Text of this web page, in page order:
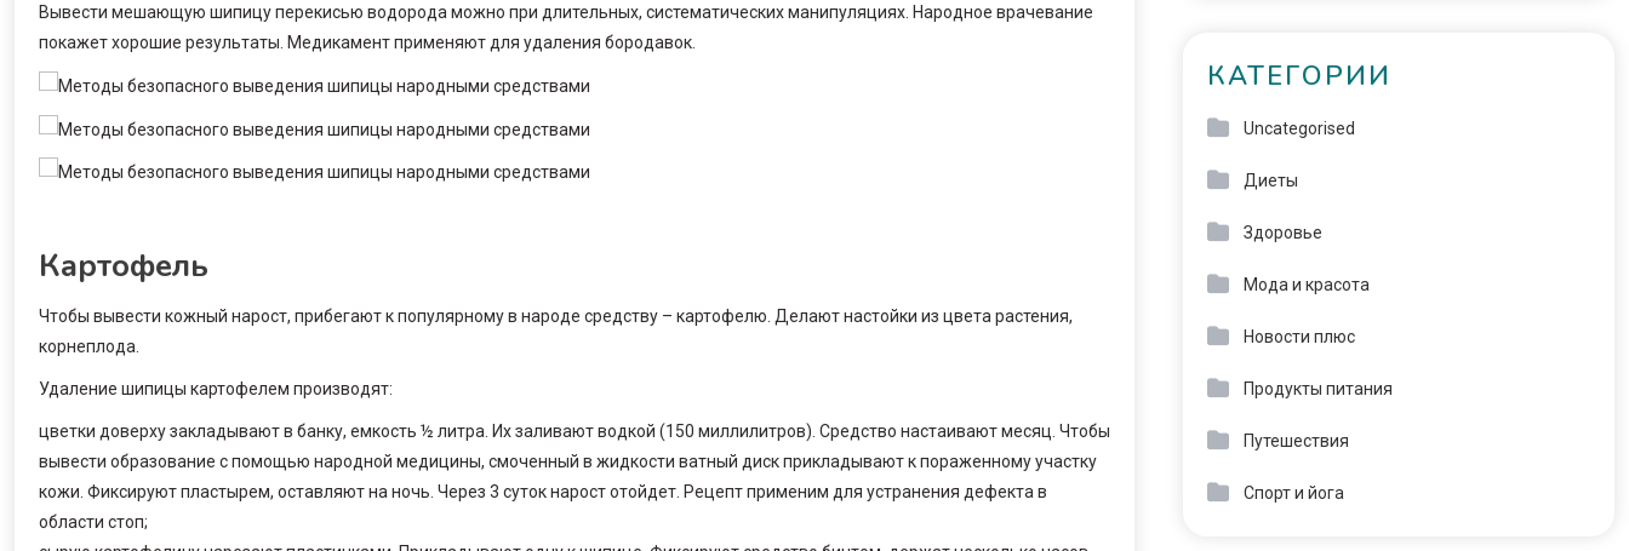
Вывести мешающую шипицу перекисью водорода можно при длительных, систематических манипуляциях. Народное врачевание
покажет хорошие результаты. Медикамент применяют для удаления бородавок.
Картофель
Чтобы вывести кожный нарост, прибегают к популярному в народе средству – картофелю. Делают настойки из цвета растения,
корнеплода.
Удаление шипицы картофелем производят:
цветки доверху закладывают в банку, емкость ½ литра. Их заливают водкой (150 миллилитров). Средство настаивают месяц. Чтобы
вывести образование с помощью народной медицины, смоченный в жидкости ватный диск прикладывают к пораженному участку
кожи. Фиксируют пластырем, оставляют на ночь. Через 3 суток нарост отойдет. Рецепт применим для устранения дефекта в
области стоп;
КАТЕГОРИИ
Uncategorised
Диеты
Здоровье
Мода и красота
Новости плюс
Продукты питания
Путешествия
Спорт и йога